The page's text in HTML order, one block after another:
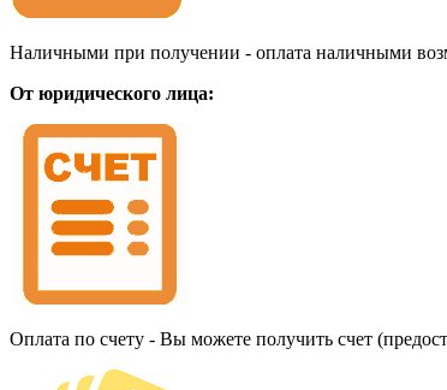
Наличными при получении - оплата наличными
От юридического лица:
Оплата по счету - Вы можете получить счет